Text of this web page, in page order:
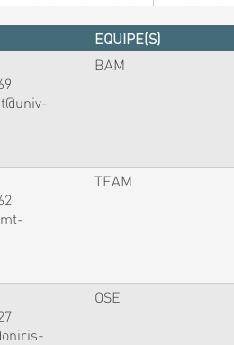
EQUIPE(S)
BAM
TEAM
OSE